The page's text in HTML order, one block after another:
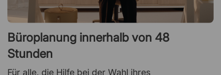
Büroplanung innerhalb von 48
Stunden
Für alle, die Hilfe bei der Wahl ihres